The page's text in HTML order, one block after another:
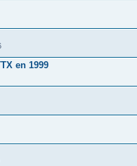
en 1999